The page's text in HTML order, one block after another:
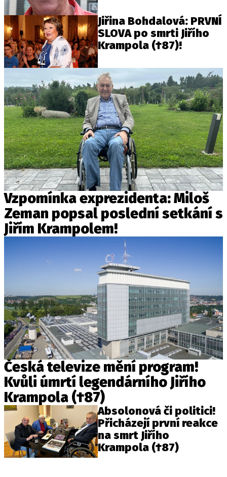
Jiřina Bohdalová: PRVNÍ
SLOVA po smrti Jiřího
Krampola (†87)!
Vzpomínka exprezidenta: Miloš
Zeman popsal poslední setkání s
Jiřím Krampolem!
Česká televize mění program!
Kvůli úmrtí legendárního Jiřího
Krampola (†87)
Absolonová či politici!
Přicházejí první reakce
na smrt Jiřího
Krampola (†87)